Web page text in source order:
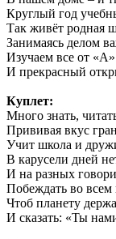
Круглый год
Так живёт родная
Занимаясь делом
Изучаем все от
И прекрасный
Куплет:
Много знать,
Прививая вкус
Учит школа и
В карусели дней
И на разных
Побеждать во всем
Чтоб планету
И сказать: «Ты